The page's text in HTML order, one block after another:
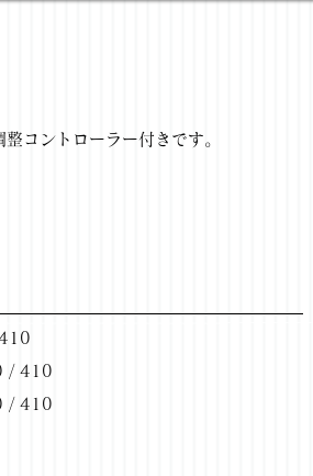
コントローラー付きです。
/ 410
/ 410